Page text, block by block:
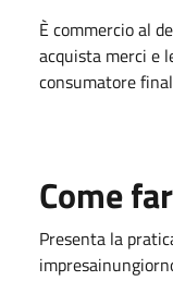
È commercio al
acquista merci e
consumatore
Come
Presenta la